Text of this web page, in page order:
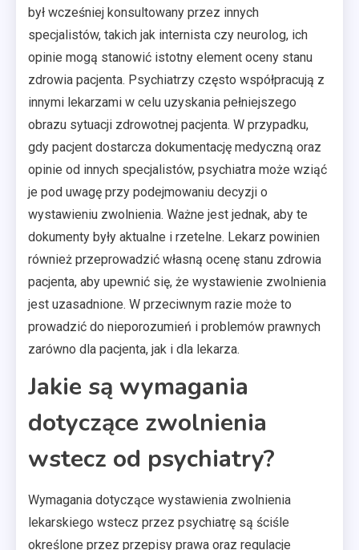
był wcześniej konsultowany przez innych
specjalistów, takich jak internista czy neurolog, ich
opinie mogą stanowić istotny element oceny stanu
zdrowia pacjenta. Psychiatrzy często współpracują z
innymi lekarzami w celu uzyskania pełniejszego
obrazu sytuacji zdrowotnej pacjenta. W przypadku,
gdy pacjent dostarcza dokumentację medyczną oraz
opinie od innych specjalistów, psychiatra może wziąć
je pod uwagę przy podejmowaniu decyzji o
wystawieniu zwolnienia. Ważne jest jednak, aby te
dokumenty były aktualne i rzetelne. Lekarz powinien
również przeprowadzić własną ocenę stanu zdrowia
pacjenta, aby upewnić się, że wystawienie zwolnienia
jest uzasadnione. W przeciwnym razie może to
prowadzić do nieporozumień i problemów prawnych
zarówno dla pacjenta, jak i dla lekarza.
Jakie są wymagania
dotyczące zwolnienia
wstecz od psychiatry?
Wymagania dotyczące wystawienia zwolnienia
lekarskiego wstecz przez psychiatrę są ściśle
określone przez przepisy prawa oraz regulacje